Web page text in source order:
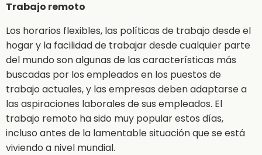
Trabajo remoto
Los horarios flexibles, las políticas de trabajo desde el
hogar y la facilidad de trabajar desde cualquier parte
del mundo son algunas de las características más
buscadas por los empleados en los puestos de
trabajo actuales, y las empresas deben adaptarse a
las aspiraciones laborales de sus empleados. El
trabajo remoto ha sido muy popular estos días,
incluso antes de la lamentable situación que se está
viviendo a nivel mundial.